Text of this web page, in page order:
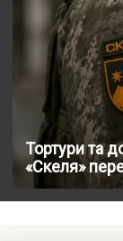
Тортури та
«Скеля»